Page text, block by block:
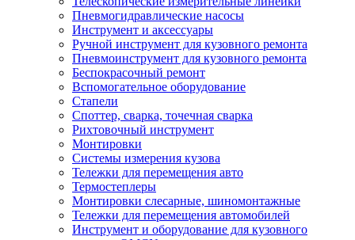
Пневмогидравлические насосы
Инструмент и аксессуары
Ручной инструмент для кузовного ремонта
Пневмоинструмент для кузовного ремонта
Беспокрасочный ремонт
Вспомогательное оборудование
Стапели
Споттер, сварка, точечная сварка
Рихтовочный инструмент
Монтировки
Системы измерения кузова
Тележки для перемещения авто
Термостеплеры
Монтировки слесарные, шиномонтажные
Тележки для перемещения автомобилей
Инструмент и оборудование для кузовного